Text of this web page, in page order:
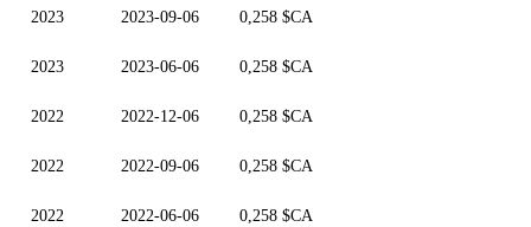
2023 2023-09-06 0,258 $CA
2023 2023-06-06 0,258 $CA
2022 2022-12-06 0,258 $CA
2022 2022-09-06 0,258 $CA
2022 2022-06-06 0,258 $CA